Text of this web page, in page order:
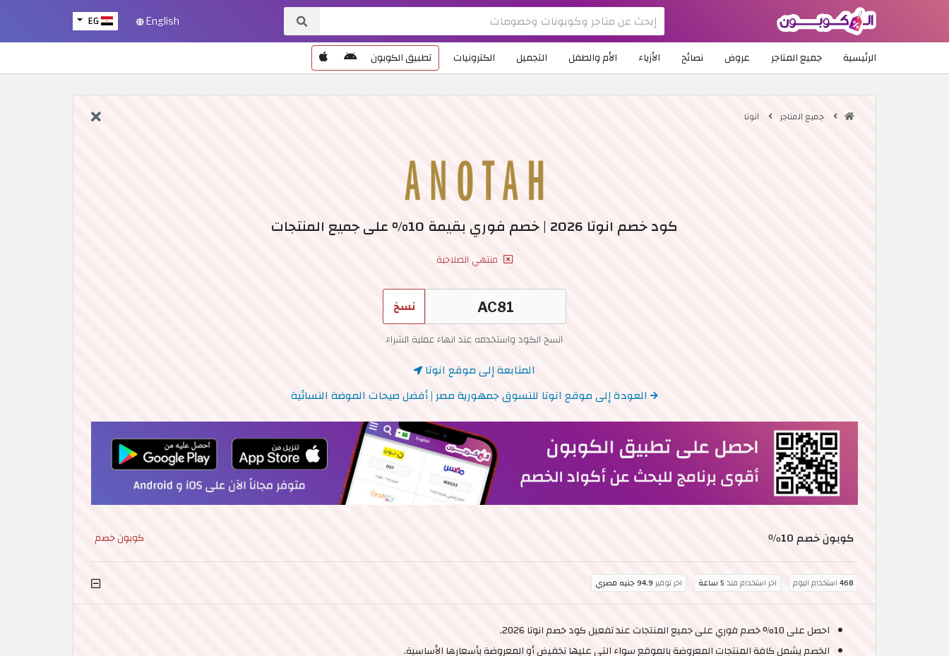
EG English
الرئيسية جميع المتاجر عروض نصائح الأزياء الأم والطفل التجميل الكترونيات تطبيق الكوبون
جميع المتاجر انوتا
كود خصم انوتا 2026 | خصم فوري بقيمة 10% على جميع المنتجات
منتهي الصلاحية
نسخ
انسخ الكود واستخدمه عند انهاء عملية الشراء
المتابعة إلى موقع انوتا
العودة إلى موقع انوتا للتسوق جمهورية مصر | أفضل صيحات الموضة النسائية
كوبون خصم 10٪ كوبون خصم
468استخدام اليوم اخر استخدام منذ5 ساعة اخر توفير94.9 جنيه مصري
احصل على 10% خصم فوري على جميع المنتجات عند تفعيل كود خصم انوتا 2026.
الخصم يشمل كافة المنتجات المعروضة بالموقع سواء التي عليها تخفيض أو المعروضة بأسعارها الأساسية.